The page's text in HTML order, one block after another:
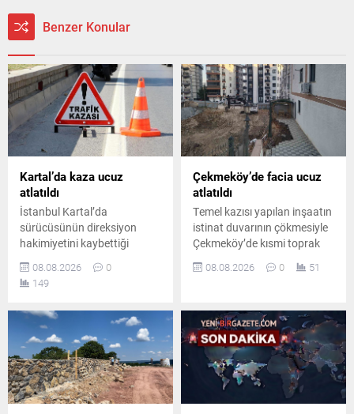
Benzer Konular
Kartal’da kaza ucuz
atlatıldı
İstanbul Kartal’da
sürücüsünün direksiyon
hakimiyetini kaybettiği
otomobilin park halindeki üç
araca çarpmasıyla meydana
gelen kazada iki kişi
hastaneye kaldırılırken polis
inceleme başlattı.
08.08.2026
0
149
Çekmeköy’de facia ucuz
atlatıldı
Temel kazısı yapılan inşaatın
istinat duvarının çökmesiyle
Çekmeköy’de kısmi toprak
kayması yaşandı. Tedbir
amacıyla bitişikteki 5 katlı
08.08.2026 0 51